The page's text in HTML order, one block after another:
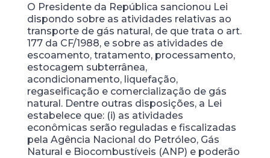
O Presidente da República sancionou Lei
dispondo sobre as atividades relativas ao
transporte de gás natural, de que trata o art.
177 da CF/1988, e sobre as atividades de
escoamento, tratamento, processamento,
estocagem subterrânea,
acondicionamento, liquefação,
regaseificação e comercialização de gás
natural. Dentre outras disposições, a Lei
estabelece que: (i) as atividades
econômicas serão reguladas e fiscalizadas
pela Agência Nacional do Petróleo, Gás
Natural e Biocombustíveis (ANP) e poderão